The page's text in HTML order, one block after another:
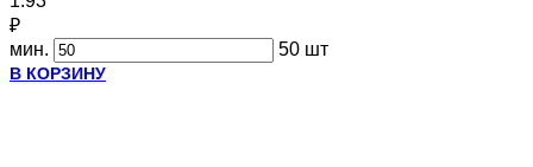
₽
мин.
50 шт
В КОРЗИНУ